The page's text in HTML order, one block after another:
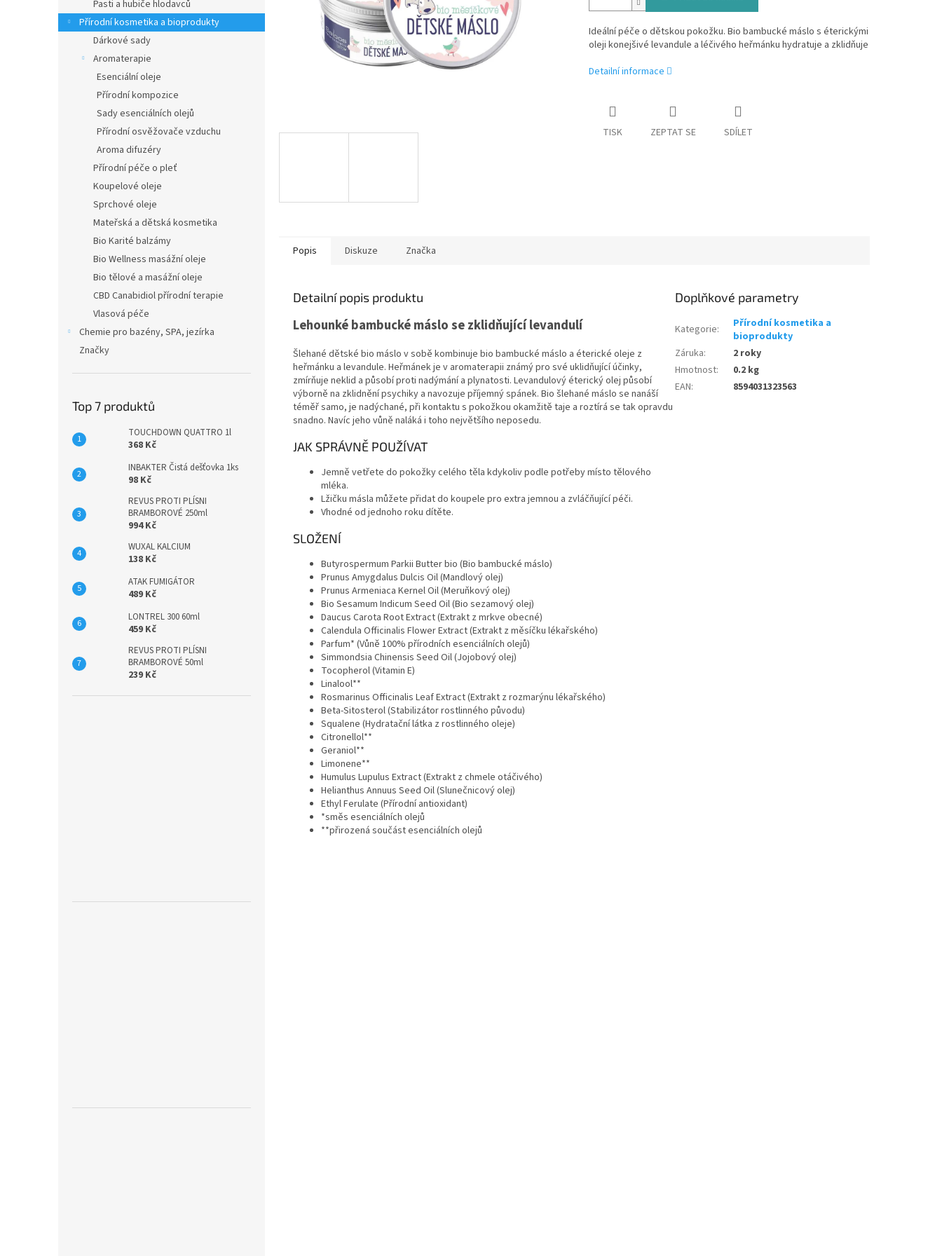
e
l
Pasti a hubiče hlodavců
Přírodní kosmetika a bioprodukty
Dárkové sady
Aromaterapie
Esenciální oleje
Přírodní kompozice
Sady esenciálních olejů
Přírodní osvěžovače vzduchu
Aroma difuzéry
Přírodní péče o pleť
Koupelové oleje
Sprchové oleje
Mateřská a dětská kosmetika
Bio Karité balzámy
Bio Wellness masážní oleje
Bio tělové a masážní oleje
CBD Canabidiol přírodní terapie
Vlasová péče
Chemie pro bazény, SPA, jezírka
Značky
Top 7 produktů
TOUCHDOWN QUATTRO 1l
368 Kč
INBAKTER Čistá dešťovka 1ks
98 Kč
REVUS PROTI PLÍSNI
BRAMBOROVÉ 250ml
994 Kč
WUXAL KALCIUM
138 Kč
ATAK FUMIGÁTOR
489 Kč
LONTREL 300 60ml
459 Kč
REVUS PROTI PLÍSNI
BRAMBOROVÉ 50ml
239 Kč
Ideální péče o dětskou pokožku. Bio bambucké máslo s éterickými
oleji konejšivé levandule a léčivého heřmánku hydratuje a zklidňuje
Detailní informace
TISK ZEPTAT SE SDÍLET
Popis Diskuze Značka
Detailní popis produktu
Lehounké bambucké máslo se zklidňující levandulí
Šlehané dětské bio máslo v sobě kombinuje bio bambucké máslo a éterické oleje z
heřmánku a levandule. Heřmánek je v aromaterapii známý pro své uklidňující účinky,
zmírňuje neklid a působí proti nadýmání a plynatosti. Levandulový éterický olej působí
výborně na zklidnění psychiky a navozuje příjemný spánek. Bio šlehané máslo se nanáší
téměř samo, je nadýchané, při kontaktu s pokožkou okamžitě taje a roztírá se tak opravdu
snadno. Navíc jeho vůně naláká i toho největšího neposedu.
JAK SPRÁVNĚ POUŽÍVAT
Jemně vetřete do pokožky celého těla kdykoliv podle potřeby místo tělového
mléka.
Lžičku másla můžete přidat do koupele pro extra jemnou a zvláčňující péči.
Vhodné od jednoho roku dítěte.
SLOŽENÍ
Butyrospermum Parkii Butter bio (Bio bambucké máslo)
Prunus Amygdalus Dulcis Oil (Mandlový olej)
Prunus Armeniaca Kernel Oil (Meruňkový olej)
Bio Sesamum Indicum Seed Oil (Bio sezamový olej)
Daucus Carota Root Extract (Extrakt z mrkve obecné)
Calendula Officinalis Flower Extract (Extrakt z měsíčku lékařského)
Parfum* (Vůně 100% přírodních esenciálních olejů)
Simmondsia Chinensis Seed Oil (Jojobový olej)
Tocopherol (Vitamin E)
Linalool**
Rosmarinus Officinalis Leaf Extract (Extrakt z rozmarýnu lékařského)
Beta-Sitosterol (Stabilizátor rostlinného původu)
Squalene (Hydratační látka z rostlinného oleje)
Citronellol**
Geraniol**
Limonene**
Humulus Lupulus Extract (Extrakt z chmele otáčivého)
Helianthus Annuus Seed Oil (Slunečnicový olej)
Ethyl Ferulate (Přírodní antioxidant)
*směs esenciálních olejů
**přirozená součást esenciálních olejů
Doplňkové parametry
Kategorie:
Přírodní kosmetika a
bioprodukty
Záruka:
2 roky
Hmotnost:
0.2 kg
EAN: 8594031323563